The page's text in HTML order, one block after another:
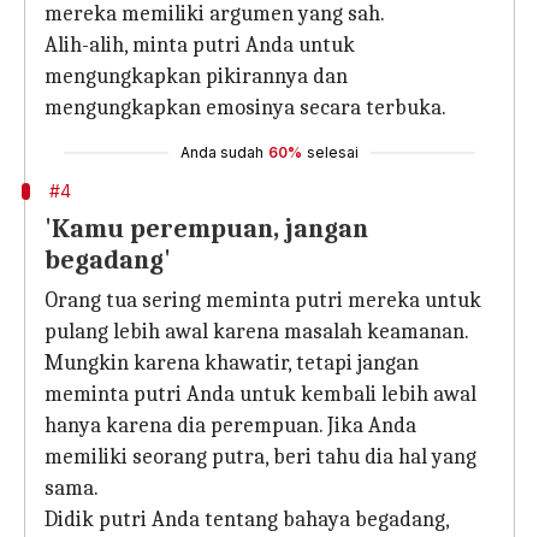
mereka memiliki argumen yang sah.
Alih-alih, minta putri Anda untuk
mengungkapkan pikirannya dan
mengungkapkan emosinya secara terbuka.
Anda sudah 60% selesai
#4
'Kamu perempuan, jangan
begadang'
Orang tua sering meminta putri mereka untuk
pulang lebih awal karena masalah keamanan.
Mungkin karena khawatir, tetapi jangan
meminta putri Anda untuk kembali lebih awal
hanya karena dia perempuan. Jika Anda
memiliki seorang putra, beri tahu dia hal yang
sama.
Didik putri Anda tentang bahaya begadang,